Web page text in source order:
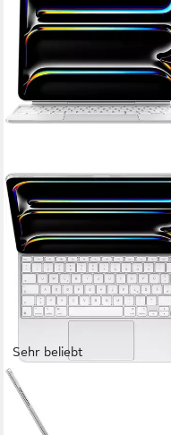
Sehr beliebt
APPLE
Magic Keyboard für 13" iPad
Pro (M4) Tastatur mit